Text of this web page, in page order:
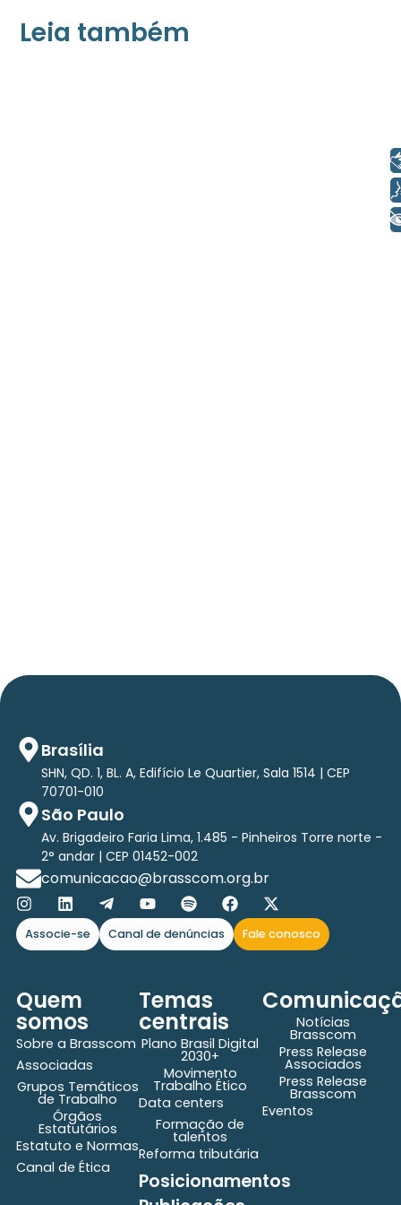
Leia também
Brasília
SHN, QD. 1, BL. A, Edifício Le Quartier, Sala 1514 | CEP
70701-010
São Paulo
Av. Brigadeiro Faria Lima, 1.485 - Pinheiros Torre norte -
2° andar | CEP 01452-002
comunicacao@brasscom.org.br
Associe-se Canal de denúncias Fale conosco
Quem
somos
Sobre a Brasscom
Associadas
Grupos Temáticos
de Trabalho
Órgãos
Estatutários
Estatuto e Normas
Canal de Ética
Temas
centrais
Plano Brasil Digital
2030+
Movimento
Trabalho Ético
Data centers
Formação de
talentos
Reforma tributária
Posicionamentos
Notícias
Brasscom
Press Release
Associados
Press Release
Brasscom
Eventos